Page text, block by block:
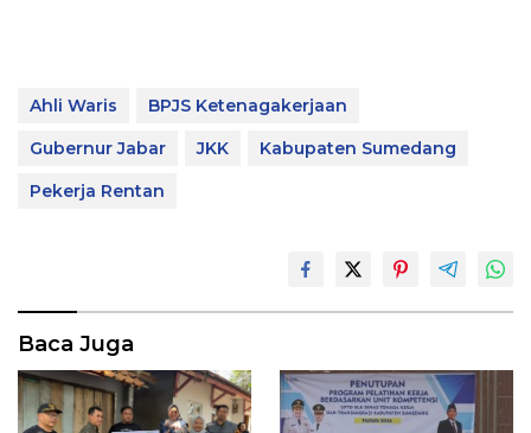
Ahli Waris
BPJS Ketenagakerjaan
Gubernur Jabar
JKK
Kabupaten Sumedang
Pekerja Rentan
Baca Juga